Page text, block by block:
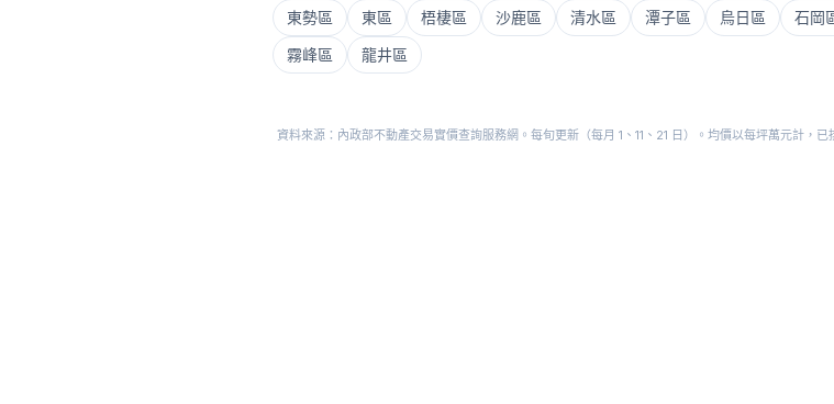
東勢區
東區 梧棲區 沙鹿區 清水區 潭子區 烏日區 石岡
霧峰區
龍井區
資料來源：內政部不動產交易實價查詢服務網。每旬更新（每月 1、11、21 日）。均價以每坪萬元計，